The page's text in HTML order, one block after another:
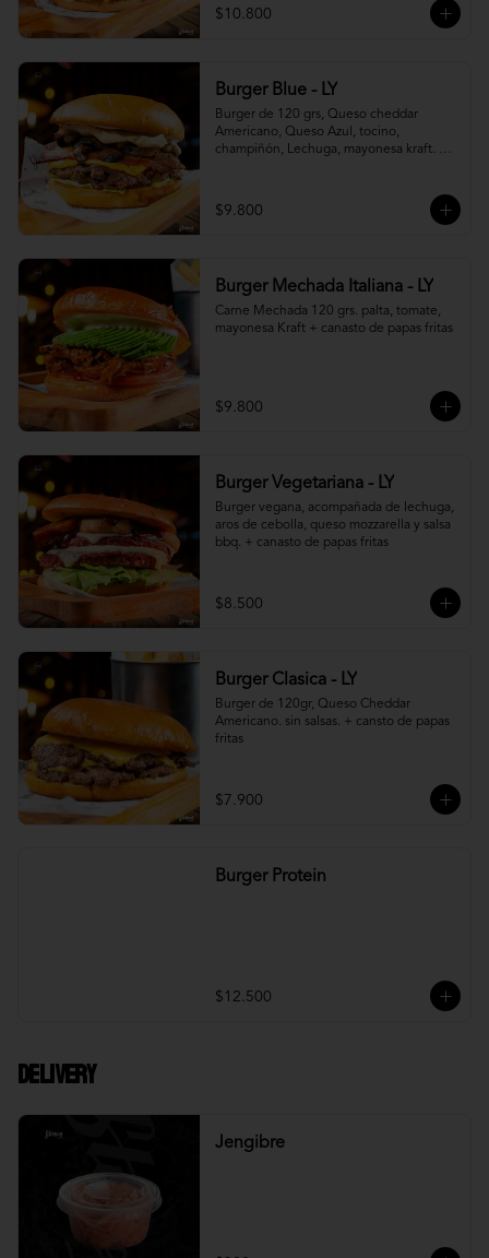
$10.800
Burger Blue - LY
Burger de 120 grs, Queso cheddar
Americano, Queso Azul, tocino,
champiñón, Lechuga, mayonesa kraft. +
$9.800
Burger Mechada Italiana - LY
Carne Mechada 120 grs. palta, tomate,
mayonesa Kraft + canasto de papas fritas
$9.800
Burger Vegetariana - LY
Burger vegana, acompañada de lechuga,
aros de cebolla, queso mozzarella y salsa
bbq. + canasto de papas fritas
$8.500
Burger Clasica - LY
Burger de 120gr, Queso Cheddar
Americano. sin salsas. + cansto de papas
fritas
$7.900
Burger Protein
$12.500
DELIVERY
Jengibre